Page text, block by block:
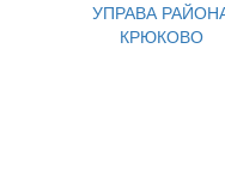
УПРАВА
КРЮКОВО